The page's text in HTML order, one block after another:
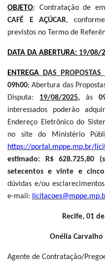
OBJETO: Contratação de
CAFÉ E AÇÚCAR,
previstos no Termo de
DATA DA ABERTURA: 19/08/
ENTREGA DAS
09h00; Abertura das
Disputa: 19/08/2025,às
interessados poderão
Endereço Eletrônico do
no site do Ministério
https://portal.mppe.mp.br/
estimado: R$
setecentos e vinte e
dúvidas e/ou
e-mail:
Recife, 01
Onélia
Agente de Contratação/